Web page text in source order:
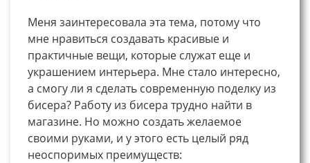
Меня заинтересовала эта тема, потому что
мне нравиться создавать красивые и
практичные вещи, которые служат еще и
украшением интерьера. Мне стало интересно,
а смогу ли я сделать современную поделку из
бисера? Работу из бисера трудно найти в
магазине. Но можно создать желаемое
своими руками, и у этого есть целый ряд
неоспоримых преимуществ: